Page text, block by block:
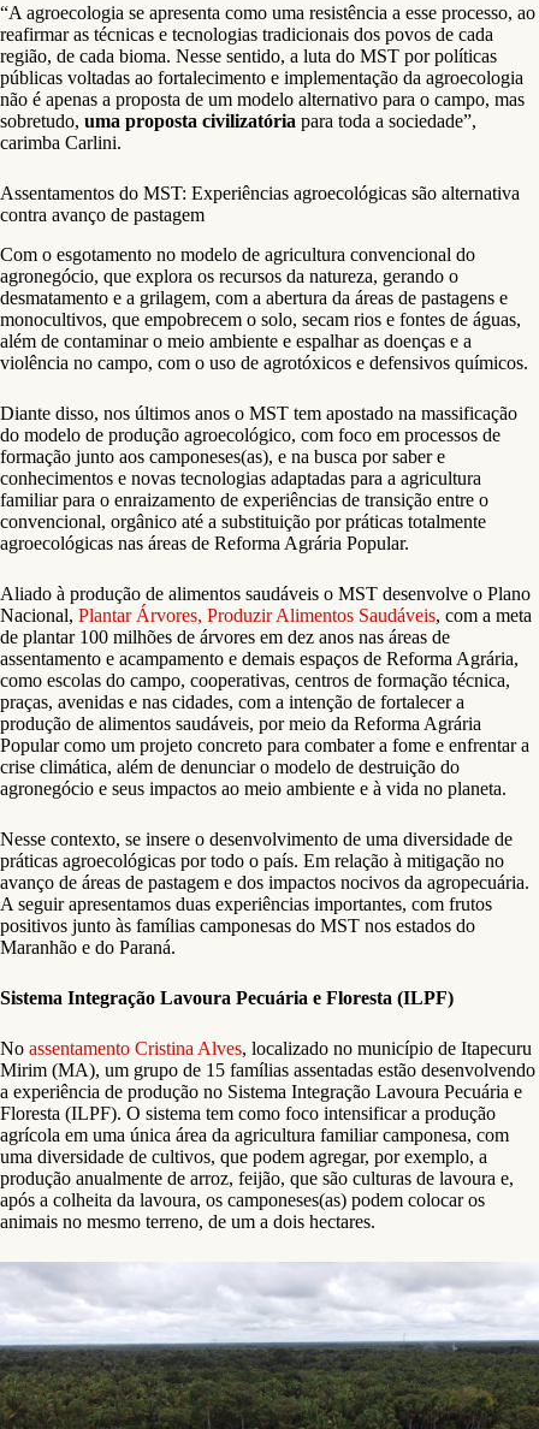
“A agroecologia se apresenta como uma resistência a esse processo, ao
reafirmar as técnicas e tecnologias tradicionais dos povos de cada
região, de cada bioma. Nesse sentido, a luta do MST por políticas
públicas voltadas ao fortalecimento e implementação da agroecologia
não é apenas a proposta de um modelo alternativo para o campo, mas
sobretudo, uma proposta civilizatória para toda a sociedade”,
carimba Carlini.
Assentamentos do MST: Experiências agroecológicas são alternativa
contra avanço de pastagem
Com o esgotamento no modelo de agricultura convencional do
agronegócio, que explora os recursos da natureza, gerando o
desmatamento e a grilagem, com a abertura da áreas de pastagens e
monocultivos, que empobrecem o solo, secam rios e fontes de águas,
além de contaminar o meio ambiente e espalhar as doenças e a
violência no campo, com o uso de agrotóxicos e defensivos químicos.
Diante disso, nos últimos anos o MST tem apostado na massificação
do modelo de produção agroecológico, com foco em processos de
formação junto aos camponeses(as), e na busca por saber e
conhecimentos e novas tecnologias adaptadas para a agricultura
familiar para o enraizamento de experiências de transição entre o
convencional, orgânico até a substituição por práticas totalmente
agroecológicas nas áreas de Reforma Agrária Popular.
Aliado à produção de alimentos saudáveis o MST desenvolve o Plano
Nacional, Plantar Árvores, Produzir Alimentos Saudáveis, com a meta
de plantar 100 milhões de árvores em dez anos nas áreas de
assentamento e acampamento e demais espaços de Reforma Agrária,
como escolas do campo, cooperativas, centros de formação técnica,
praças, avenidas e nas cidades, com a intenção de fortalecer a
produção de alimentos saudáveis, por meio da Reforma Agrária
Popular como um projeto concreto para combater a fome e enfrentar a
crise climática, além de denunciar o modelo de destruição do
agronegócio e seus impactos ao meio ambiente e à vida no planeta.
Nesse contexto, se insere o desenvolvimento de uma diversidade de
práticas agroecológicas por todo o país. Em relação à mitigação no
avanço de áreas de pastagem e dos impactos nocivos da agropecuária.
A seguir apresentamos duas experiências importantes, com frutos
positivos junto às famílias camponesas do MST nos estados do
Maranhão e do Paraná.
Sistema Integração Lavoura Pecuária e Floresta (ILPF)
No assentamento Cristina Alves, localizado no município de Itapecuru
Mirim (MA), um grupo de 15 famílias assentadas estão desenvolvendo
a experiência de produção no Sistema Integração Lavoura Pecuária e
Floresta (ILPF). O sistema tem como foco intensificar a produção
agrícola em uma única área da agricultura familiar camponesa, com
uma diversidade de cultivos, que podem agregar, por exemplo, a
produção anualmente de arroz, feijão, que são culturas de lavoura e,
após a colheita da lavoura, os camponeses(as) podem colocar os
animais no mesmo terreno, de um a dois hectares.